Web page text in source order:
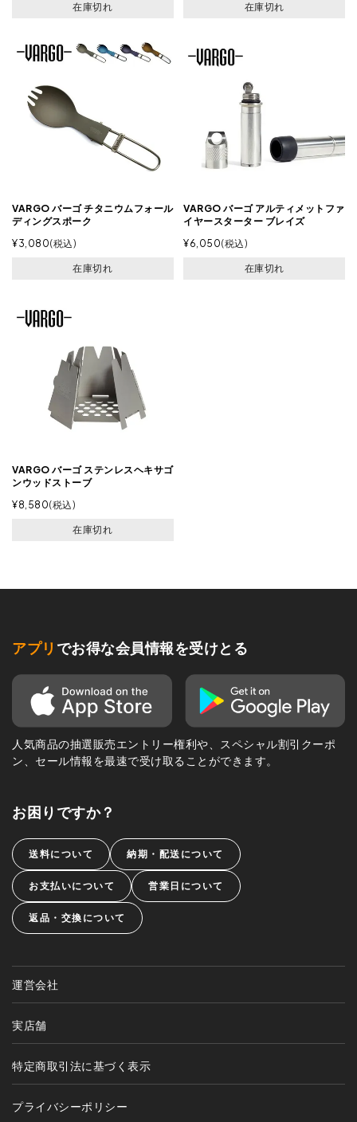
在庫切れ 在庫切れ
VARGO バーゴ チタニウムフォール
ディングスポーク
¥3,080 税込
在庫切れ
VARGO バーゴ アルティメットファ
イヤースターター ブレイズ
¥6,050 税込
在庫切れ
VARGO バーゴ ステンレスヘキサゴ
ンウッドストーブ
¥8,580 税込
在庫切れ
アプリ でお得な会員情報を受けとる
人気商品の抽選販売エントリー権利や、スペシャル割引クーポ
ン、セール情報を最速で受け取ることができます。
お困りですか？
送料について 納期・配送について
お支払いについて 営業日について
返品・交換について
運営会社
実店舗
特定商取引法に基づく表示
プライバシーポリシー